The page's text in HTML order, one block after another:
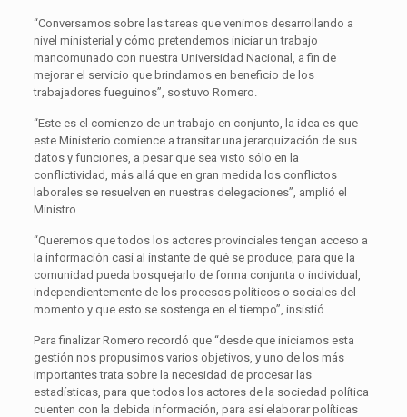
“Conversamos sobre las tareas que venimos desarrollando a
nivel ministerial y cómo pretendemos iniciar un trabajo
mancomunado con nuestra Universidad Nacional, a fin de
mejorar el servicio que brindamos en beneficio de los
trabajadores fueguinos”, sostuvo Romero.
“Este es el comienzo de un trabajo en conjunto, la idea es que
este Ministerio comience a transitar una jerarquización de sus
datos y funciones, a pesar que sea visto sólo en la
conflictividad, más allá que en gran medida los conflictos
laborales se resuelven en nuestras delegaciones”, amplió el
Ministro.
“Queremos que todos los actores provinciales tengan acceso a
la información casi al instante de qué se produce, para que la
comunidad pueda bosquejarlo de forma conjunta o individual,
independientemente de los procesos políticos o sociales del
momento y que esto se sostenga en el tiempo”, insistió.
Para finalizar Romero recordó que “desde que iniciamos esta
gestión nos propusimos varios objetivos, y uno de los más
importantes trata sobre la necesidad de procesar las
estadísticas, para que todos los actores de la sociedad política
cuenten con la debida información, para así elaborar políticas